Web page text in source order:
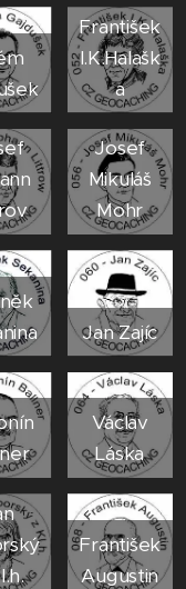
František
I.K.Halašk
a
Josef
Mikuláš
Mohr
Jan Zajíc
Václav
Láska
František
Augustin